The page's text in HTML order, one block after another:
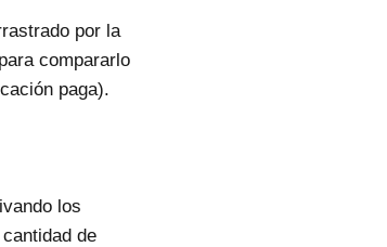
por la
compararlo
paga).
los
de